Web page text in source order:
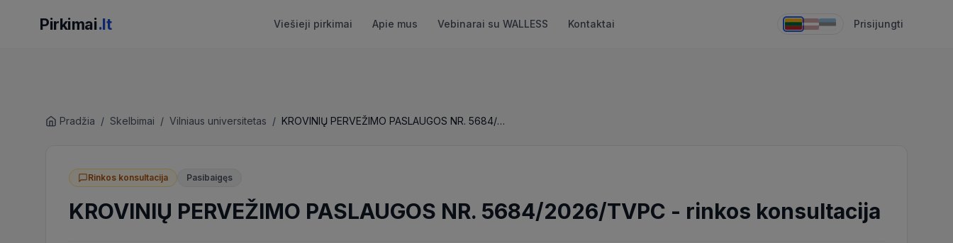
Pirkimai.lt Viešieji pirkimai Apie mus Vebinarai su WALLESS Kontaktai Prisijungti
Pradžia / Skelbimai / Vilniaus universitetas / KROVINIŲ PERVEŽIMO PASLAUGOS NR. 5684/2026/TVPC
Rinkos konsultacija Pasibaigęs
KROVINIŲ PERVEŽIMO PASLAUGOS NR. 5684/2026/TVPC - rinkos konsultacija